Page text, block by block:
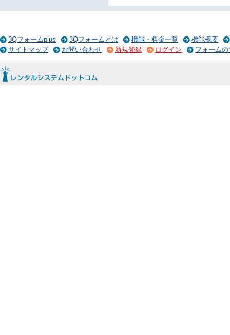
3Qフォームplus 3Qフォームとは 機能・料金一覧
機能概要
サイトマップ
お問い合わせ 新規登録 ログイン フォーム